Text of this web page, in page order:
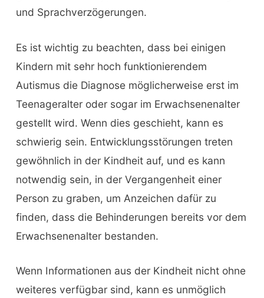
und Sprachverzögerungen.
Es ist wichtig zu beachten, dass bei einigen
Kindern mit sehr hoch funktionierendem
Autismus die Diagnose möglicherweise erst im
Teenageralter oder sogar im Erwachsenenalter
gestellt wird. Wenn dies geschieht, kann es
schwierig sein. Entwicklungsstörungen treten
gewöhnlich in der Kindheit auf, und es kann
notwendig sein, in der Vergangenheit einer
Person zu graben, um Anzeichen dafür zu
finden, dass die Behinderungen bereits vor dem
Erwachsenenalter bestanden.
Wenn Informationen aus der Kindheit nicht ohne
weiteres verfügbar sind, kann es unmöglich